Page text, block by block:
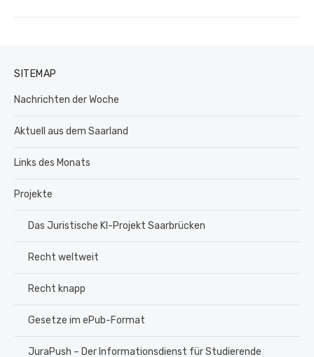
SITEMAP
Nachrichten der Woche
Aktuell aus dem Saarland
Links des Monats
Projekte
Das Juristische KI-Projekt Saarbrücken
Recht weltweit
Recht knapp
Gesetze im ePub-Format
JuraPush – Der Informationsdienst für Studierende